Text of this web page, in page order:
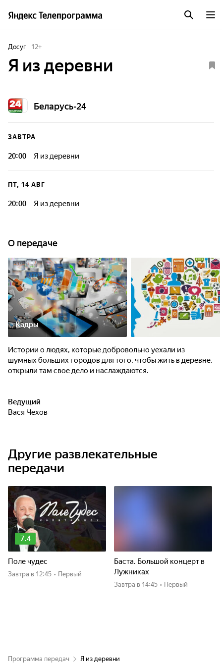
Досуг 12+
Я из деревни
Беларусь-24
ЗАВТРА
20:00 Я из деревни
ПТ, 14 АВГ
20:00 Я из деревни
О передаче
Кадры
Истории о людях, которые добровольно уехали из
шумных больших городов для того, чтобы жить в деревне,
открыли там свое дело и наслаждаются.
Ведущий
Вася Чехов
Другие развлекательные
передачи
7.4
Поле чудес
Завтра в 12:45 • Первый
Баста. Большой концерт в
Лужниках
Завтра в 14:45 • Первый
Программа передач Я из деревни